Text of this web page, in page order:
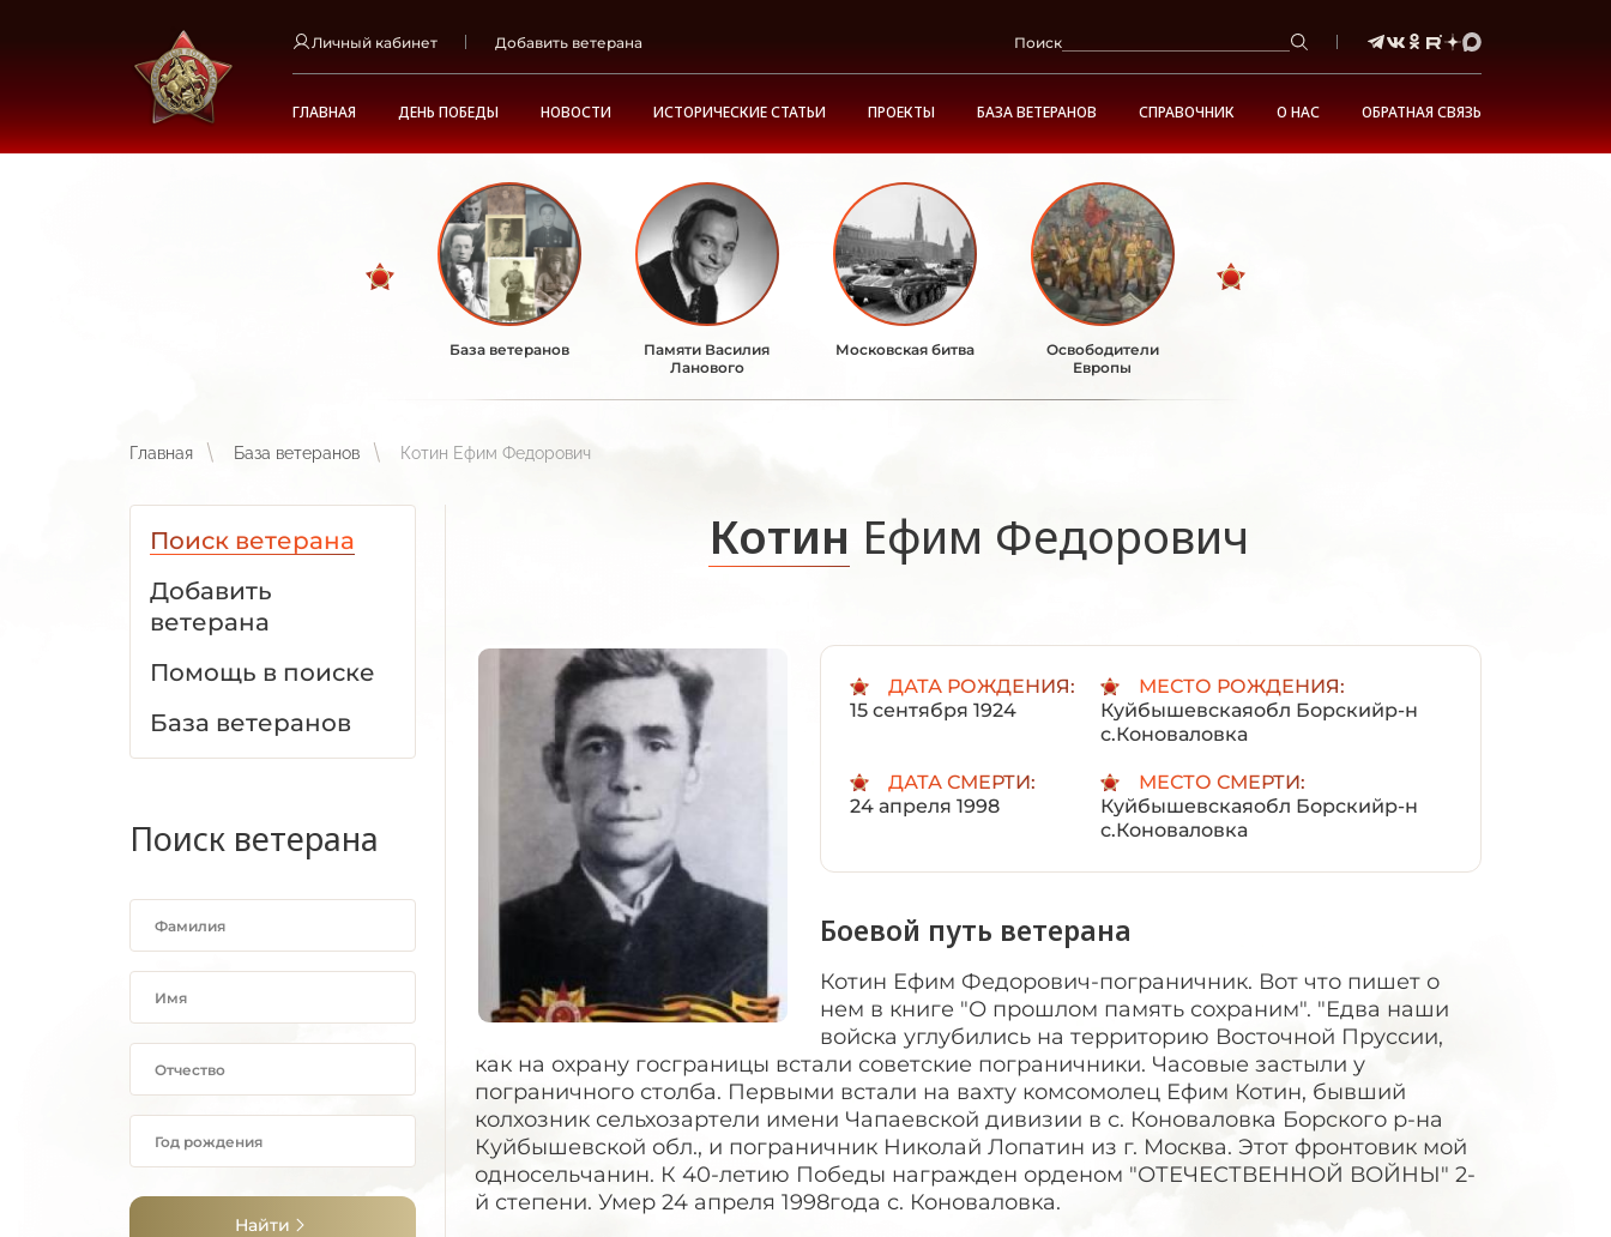
Личный кабинет Добавить ветерана Поиск
ГЛАВНАЯ ДЕНЬ ПОБЕДЫ НОВОСТИ ИСТОРИЧЕСКИЕ СТАТЬИ ПРОЕКТЫ БАЗА ВЕТЕРАНОВ СПРАВОЧНИК О НАС ОБРАТНАЯ СВЯЗЬ
База ветеранов
Памяти Василия
Ланового
Московская битва
Освободители
Европы
Главная База ветеранов Котин Ефим Федорович
Поиск ветерана
Добавить
ветерана
Помощь в поиске
База ветеранов
Поиск ветерана
Найти
Котин Ефим Федорович
ДАТА РОЖДЕНИЯ:
15 сентября 1924
МЕСТО РОЖДЕНИЯ:
Куйбышевскаяобл Борскийр-н
с.Коноваловка
ДАТА СМЕРТИ:
24 апреля 1998
МЕСТО СМЕРТИ:
Куйбышевскаяобл Борскийр-н
с.Коноваловка
Боевой путь ветерана
Котин Ефим Федорович-пограничник. Вот что пишет о
нем в книге "О прошлом память сохраним". "Едва наши
войска углубились на территорию Восточной Пруссии,
как на охрану госграницы встали советские пограничники. Часовые застыли у
пограничного столба. Первыми встали на вахту комсомолец Ефим Котин, бывший
колхозник сельхозартели имени Чапаевской дивизии в с. Коноваловка Борского р-на
Куйбышевской обл., и пограничник Николай Лопатин из г. Москва. Этот фронтовик мой
односельчанин. К 40-летию Победы награжден орденом "ОТЕЧЕСТВЕННОЙ ВОЙНЫ" 2-
й степени. Умер 24 апреля 1998года с. Коноваловка.